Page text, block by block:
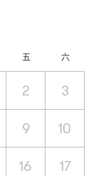
五 六
2 3
9 10
16 17